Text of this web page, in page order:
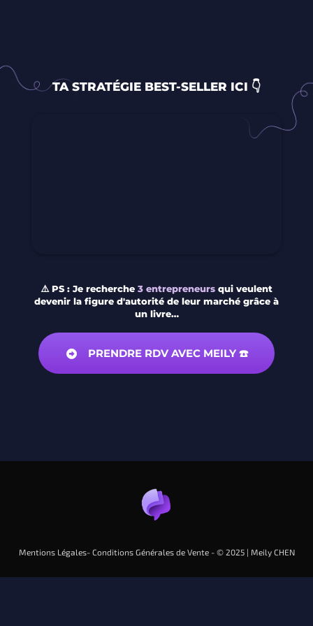
TA STRATÉGIE BEST-SELLER ICI 👇
⚠️ PS : Je recherche 3 entrepreneurs qui veulent
devenir la figure d'autorité de leur marché grâce à
un livre…
PRENDRE RDV AVEC MEILY ☎️
Mentions Légales- Conditions Générales de Vente- © 2025 | Meily CHEN